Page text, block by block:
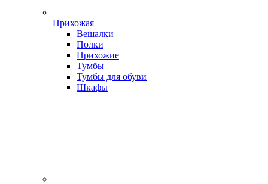
Прихожая
Вешалки
Полки
Прихожие
Тумбы
Тумбы для обуви
Шкафы